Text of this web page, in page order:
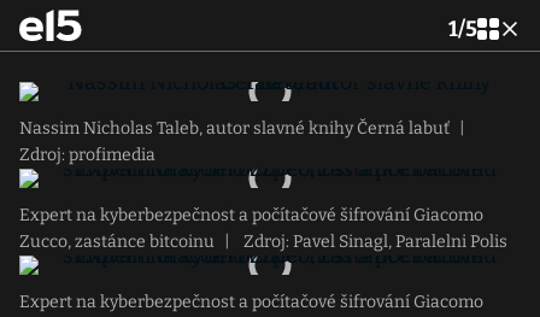
1/5
Nassim Nicholas Taleb, autor slavné knihy Černá labuť
Zdroj: profimedia
Expert na kyberbezpečnost a počítačové šifrování Giacomo
Zucco, zastánce bitcoinu
Zdroj: Pavel Sinagl, Paralelni Polis
Expert na kyberbezpečnost a počítačové šifrování Giacomo